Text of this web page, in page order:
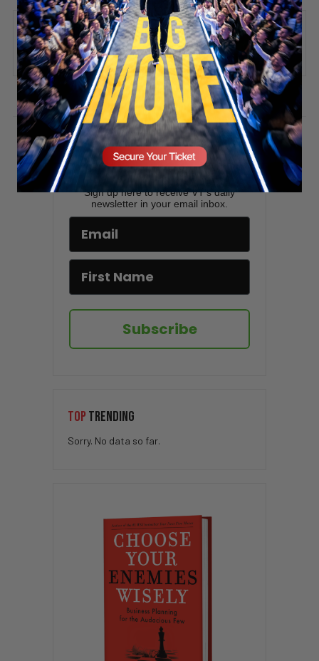
ADD COMMENT
You must belogged into post a comment.
Stay updated!
Sign up here to receive VT's daily
newsletter in your email inbox.
Subscribe
TOP TRENDING
Sorry. No data so far.
SECURE YOUR SEAT